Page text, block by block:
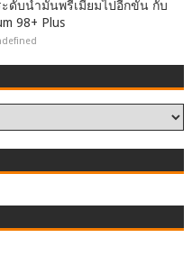
ะดับน้ำมันพรีเมียมไปอีกขั้น กับ
98+ Plus